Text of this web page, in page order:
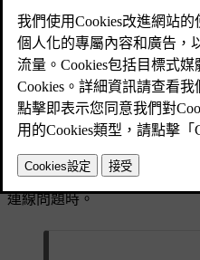
已更新 2025/04/04
資訊。
符號類型
某些狀態符號，例如時鐘，
則只會在特定功能啟用時可
電。 發生錯誤時，您也會看
連線問題時。